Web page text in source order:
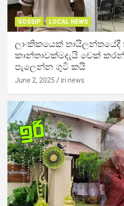
GOSSIP LOCAL NEWS
ලාංකිකයෙක්
කාන්තාවක්මදැයි චෙක්
පැලෙන්න ගුටි කයි
June 2, 2025 iri news